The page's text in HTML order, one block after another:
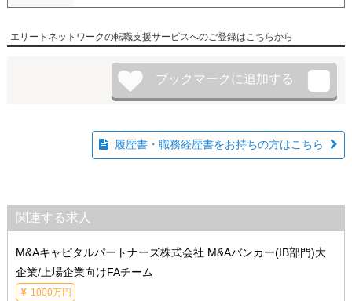
エリートネットワークの転職支援サービスへのご登録はこちらから
履歴書・職務経歴書をお持ちの方はこちら
関連する求人
M&Aキャピタルパートナーズ株式会社 M&Aバンカー(IB部門)大
企業/上場企業向けFAチーム
1000万円